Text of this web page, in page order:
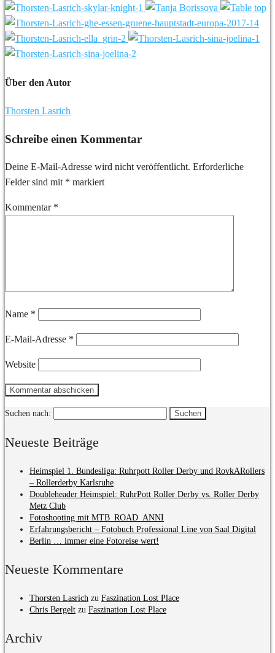
Über den Autor
Thorsten Lasrich
Schreibe einen Kommentar
Deine E-Mail-Adresse wird nicht veröffentlicht. Erforderliche
Felder sind mit * markiert
Kommentar *
Name *
E-Mail-Adresse *
Website
Suchen nach:
Neueste Beiträge
Heimspiel 1. Bundesliga: Ruhrpott Roller Derby und RovkARollers
– Rollerderby Karlsruhe
Doubleheader Heimspiel: RuhrPott Roller Derby vs. Roller Derby
Metz Club
Fotoshooting mit MTB_ROAD_ANNI
Erfahrungsbericht – Fotobuch Professional Line von Saal Digital
Berlin … immer eine Fotoreise wert!
Neueste Kommentare
Thorsten Lasrich zu Faszination Lost Place
Chris Bergelt zu Faszination Lost Place
Archiv